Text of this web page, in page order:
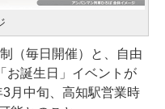
（毎日開催）と、自由
お誕生日」イベントが
月中旬、高知駅営業時